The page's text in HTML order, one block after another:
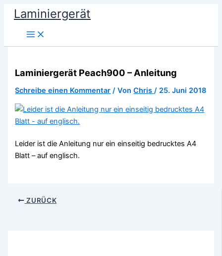
Zum
Inhalt
springen
Laminiergerät
Laminiergerät Peach900 – Anleitung
Schreibe einen Kommentar / VonChris/ 25. Juni 2018
Leider ist die Anleitung nur ein einseitig bedrucktes A4
Blatt – auf englisch.
ZURÜCK